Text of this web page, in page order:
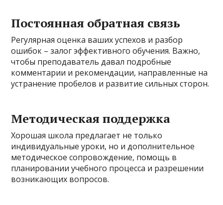
Постоянная обратная связь
Регулярная оценка ваших успехов и разбор
ошибок – залог эффективного обучения. Важно,
чтобы преподаватель давал подробные
комментарии и рекомендации, направленные на
устранение пробелов и развитие сильных сторон.
Методическая поддержка
Хорошая школа предлагает не только
индивидуальные уроки, но и дополнительное
методическое сопровождение, помощь в
планировании учебного процесса и разрешении
возникающих вопросов.